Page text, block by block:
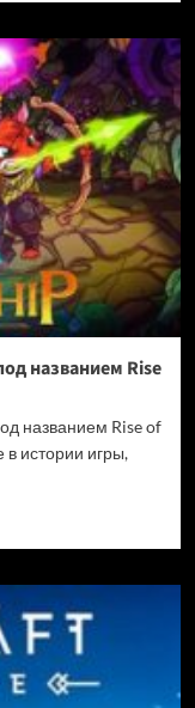
названием Rise
названием Rise of
истории игры,